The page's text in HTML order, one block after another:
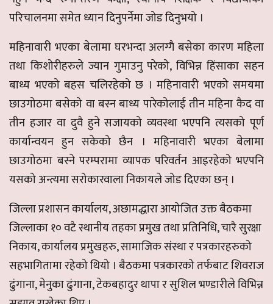
परिचालनमा समेत ध्यान दिनुपर्नेमा जोड दिनुभयो ।
महिनावारी भएका बेलामा घरभन्दा अलग्गै बसेका कारण महिला
तथा किशोरीहरुले ज्यान गुमाउनु परेको, विभिन्न हिंसाका सहन
बाध्य भएको बहस चलिरहेको छ । महिनावारी भएको समयमा
छाउगोठमा बसेको वा बस्न बाध्य पारेकोलाई तीन महिना कैद वा
तीन हजार वा दुवै हुने सजायको व्यवस्था भएपनि त्यसको पूर्ण
कार्यान्वयन हुन सकेको छैन । महिनावारी भएका बेलामा
छाउगोठमा बस्ने परम्परामा व्यापक परिवर्तन आइरहेको भएपनि
यसको अन्त्यमा सरोकारवाला निकायले जोड दिएका छन् ।
जिल्ला प्रशासन कार्यालय, अछामद्धारा आयोजित उक्त बैठकमा
जिल्लाका १० वटै स्थानीय तहका प्रमुख तथा प्रतिनिधि, चारै सुरक्षा
निकाय, कार्यालय प्रमुखहरु, सामाजिक संस्था र पत्रकारहरुको
सहभागितामा रहेको थियो । बैठकमा पत्रकारको तर्फबाट शिवराज
ढुंगाना, मेनुका ढुंगाना, टेकबहादुर थापा र सुशिल भण्डारीले विभिन्न